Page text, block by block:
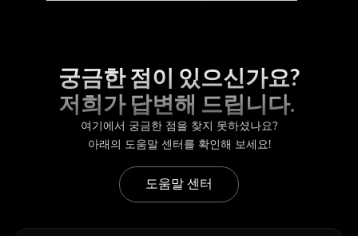
궁금한 점이 있으신가요?
저희가 답변해 드립니다.
여기에서 궁금한 점을 찾지 못하셨나요?
아래의 도움말 센터를 확인해 보세요!
도움말 센터